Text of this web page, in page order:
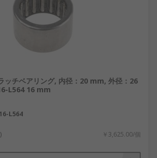
ッチベアリング, 内径：20 mm, 外径：26
L564 16 mm
L564
￥3,625.00/個